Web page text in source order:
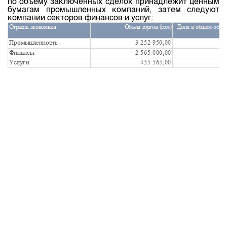
по объему заключенных сделок принадлежит ценным
бумагам промышленных компаний, затем следуют
компании секторов финансов и услуг: